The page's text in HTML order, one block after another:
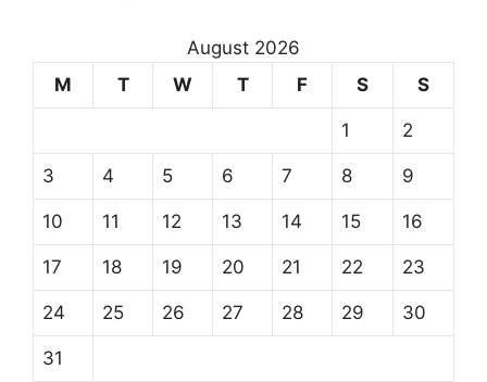
August 2026
M
T W T F S S
1 2
3 4 5 6 7 8 9
10 11 12 13 14 15 16
17 18 19 20 21 22 23
24 25 26 27 28 29 30
31